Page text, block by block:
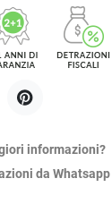
informazioni?
da Whatsapp